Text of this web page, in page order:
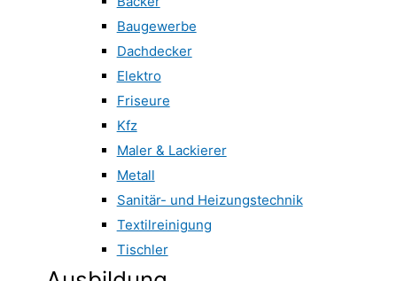
Baugewerbe
Dachdecker
Elektro
Friseure
Kfz
Maler & Lackierer
Metall
Sanitär- und Heizungstechnik
Textilreinigung
Tischler